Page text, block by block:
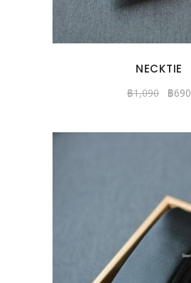
NECKTIE
฿1,090 ฿690